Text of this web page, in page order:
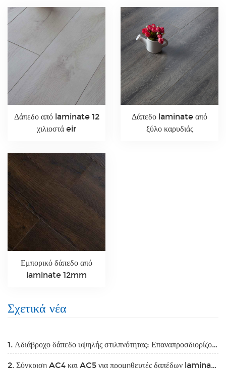
Δάπεδο από laminate 12
χιλιοστά eir
Δάπεδο laminate από
ξύλο καρυδιάς
Εμπορικό δάπεδο από
laminate 12mm
Σχετικά νέα
1. Αδιάβροχο δάπεδο υψηλής στιλπνότητας: Επαναπροσδιορίζοντας τον χώρο σας
2. Σύγκριση AC4 και AC5 για προμηθευτές δαπέδων laminate το 2025